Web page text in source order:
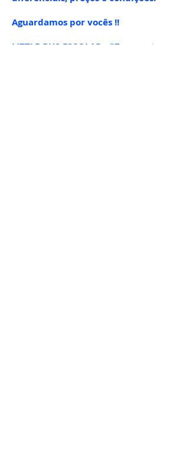
Aguardamos por vocês !!
LITTLE BUS ESCOLAR - "Transportamos